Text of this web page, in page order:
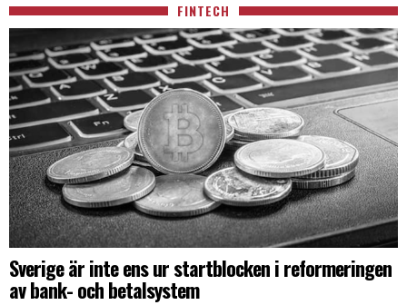
FINTECH
Sverige är inte ens ur startblocken i reformeringen
av bank- och betalsystem